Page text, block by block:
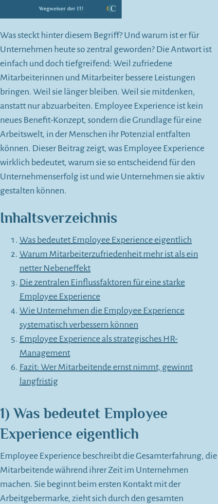
Was steckt hinter diesem Begriff? Und warum ist er für
Unternehmen heute so zentral geworden? Die Antwort ist
einfach und doch tiefgreifend: Weil zufriedene
Mitarbeiterinnen und Mitarbeiter bessere Leistungen
bringen. Weil sie länger bleiben. Weil sie mitdenken,
anstatt nur abzuarbeiten. Employee Experience ist kein
neues Benefit-Konzept, sondern die Grundlage für eine
Arbeitswelt, in der Menschen ihr Potenzial entfalten
können. Dieser Beitrag zeigt, was Employee Experience
wirklich bedeutet, warum sie so entscheidend für den
Unternehmenserfolg ist und wie Unternehmen sie aktiv
gestalten können.
Inhaltsverzeichnis
Was bedeutet Employee Experience eigentlich
Warum Mitarbeiterzufriedenheit mehr ist als ein
netter Nebeneffekt
Die zentralen Einflussfaktoren für eine starke
Employee Experience
Wie Unternehmen die Employee Experience
systematisch verbessern können
Employee Experience als strategisches HR-
Management
Fazit: Wer Mitarbeitende ernst nimmt, gewinnt
langfristig
1) Was bedeutet Employee
Experience eigentlich
Employee Experience beschreibt die Gesamterfahrung, die
Mitarbeitende während ihrer Zeit im Unternehmen
machen. Sie beginnt beim ersten Kontakt mit der
Arbeitgebermarke, zieht sich durch den gesamten